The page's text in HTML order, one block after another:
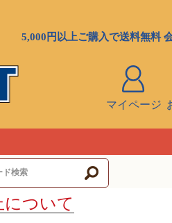
5,000円以上ご購入で送料無料
マイページ
について